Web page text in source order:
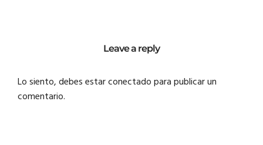
Leave a reply
Lo siento, debes estarconectadopara publicar un
comentario.